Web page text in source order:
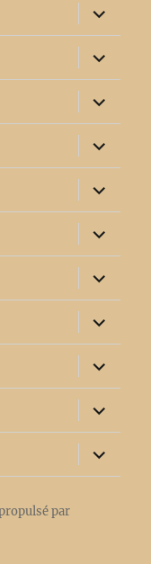
ouvrir
le
sous-
menu
ouvrir
le
sous-
menu
ouvrir
le
sous-
menu
ouvrir
le
sous-
menu
ouvrir
le
sous-
menu
ouvrir
le
sous-
menu
ouvrir
le
sous-
menu
ouvrir
le
sous-
menu
ouvrir
le
sous-
menu
ouvrir
le
sous-
menu
ouvrir
le
sous-
par